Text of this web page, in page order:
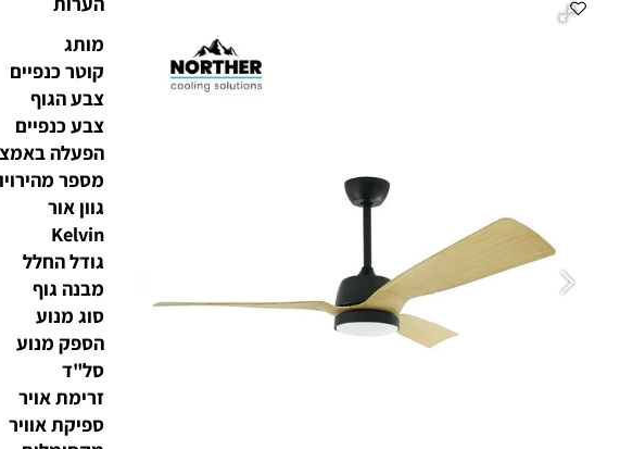
הערות
מותג
קוטר כנפיים
צבע הגוף
צבע כנפיים
הפעלה באמצעות
מספר מהירויות
גוון אור
Kelvin
גודל החלל
מבנה גוף
סוג מנוע
הספק מנוע
סל"ד
זרימת אויר